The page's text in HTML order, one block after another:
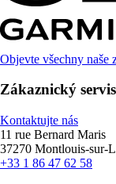
Objevte všechny naše
Zákaznický
Kontaktujte nás
11 rue Bernard Maris
37270 Montlouis-sur-
+33 1 86 47 62 58